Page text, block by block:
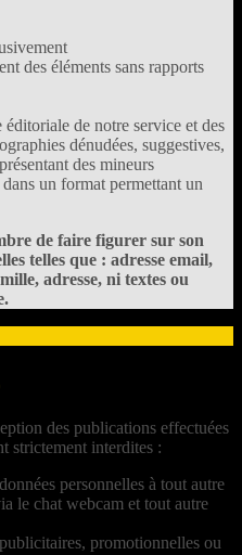
des éléments sans rapports
de notre service et des
dénudées, suggestives,
des mineurs
un format permettant un
de faire figurer sur son
telles que : adresse email,
adresse, ni textes ou
des publications effectuées
strictement interdites :
personnelles à tout autre
le chat webcam et tout autre
promotionnelles ou